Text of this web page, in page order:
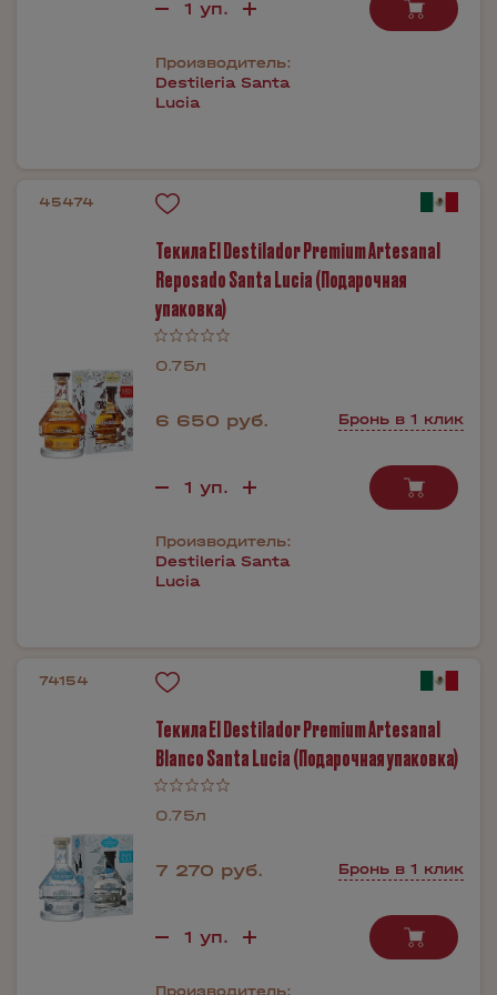
Производитель:
Destileria Santa
Lucia
45474
Текила El Destilador Premium Artesanal
Reposado Santa Lucia (Подарочная
упаковка)
0.75л
6 650 руб. Бронь в 1 клик
Производитель:
Destileria Santa
Lucia
74154
Текила El Destilador Premium Artesanal
Blanco Santa Lucia (Подарочная упаковка)
0.75л
7 270 руб. Бронь в 1 клик
Производитель: